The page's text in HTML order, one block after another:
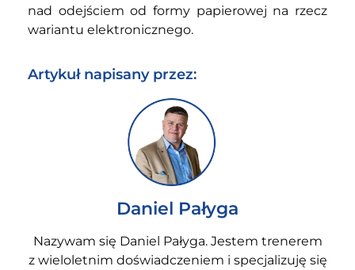
nad odejściem od formy papierowej na rzecz
wariantu elektronicznego.
Artykuł napisany przez:
Daniel Pałyga
Nazywam się Daniel Pałyga. Jestem trenerem
z wieloletnim doświadczeniem i specjalizuję się